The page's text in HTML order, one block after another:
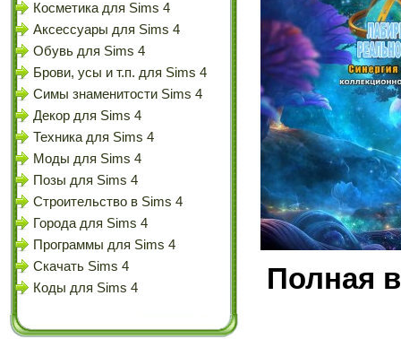
Косметика для Sims 4
Аксессуары для Sims 4
Обувь для Sims 4
Брови, усы и т.п. для Sims 4
Симы знаменитости Sims 4
Декор для Sims 4
Техника для Sims 4
Моды для Sims 4
Позы для Sims 4
Строительство в Sims 4
Города для Sims 4
Программы для Sims 4
Скачать Sims 4
Коды для Sims 4
Полная